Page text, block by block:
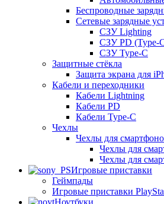
Беспроводные
Сетевые зарядные
СЗУ Lighting
СЗУ PD (Type-
СЗУ Type-C
Защитные стёкла
Защита экрана для
Кабели и переходники
Кабели Lightning
Кабели PD
Кабели Type-C
Чехлы
Чехлы для
Чехлы для
Чехлы для
Игровые приставки
Геймпады
Игровые приставки